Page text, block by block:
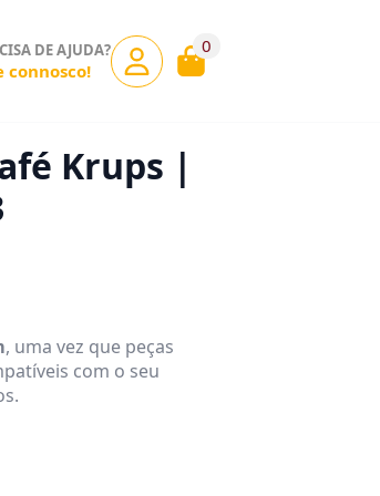
DE AJUDA?
connosco!
0
Krups |
, uma vez que peças
com o seu